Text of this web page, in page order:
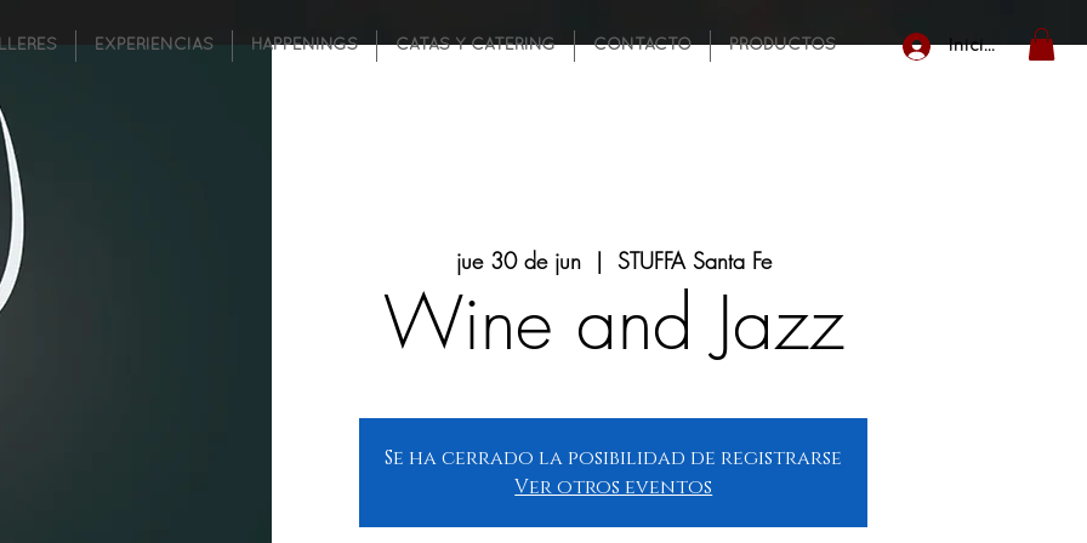
EXPERIENCIAS HAPPENINGS CATAS Y CATERING CONTACTO PRODUCTOS Iniciar sesión
jue 30 de jun
  |
STUFFA Santa Fe
Wine and Jazz
Se ha cerrado la posibilidad de registrarse
Ver otros eventos